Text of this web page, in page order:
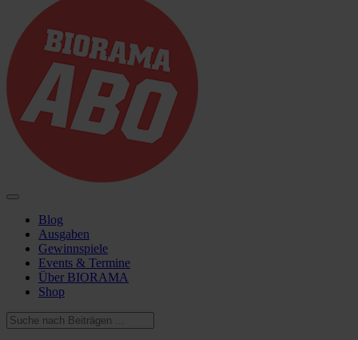
Blog
Ausgaben
Gewinnspiele
Events & Termine
Über BIORAMA
Shop